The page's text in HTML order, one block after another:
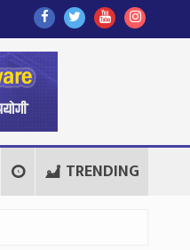
Find
Us
On
Facebook
Find
Us
Find
Us
Follow
Us
TRENDING